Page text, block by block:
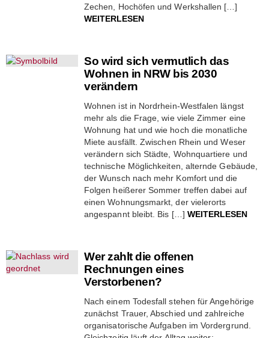
Zechen, Hochöfen und Werkshallen […]
WEITERLESEN
So wird sich vermutlich das
Wohnen in NRW bis 2030
verändern
Wohnen ist in Nordrhein-Westfalen längst
mehr als die Frage, wie viele Zimmer eine
Wohnung hat und wie hoch die monatliche
Miete ausfällt. Zwischen Rhein und Weser
verändern sich Städte, Wohnquartiere und
technische Möglichkeiten, alternde Gebäude,
der Wunsch nach mehr Komfort und die
Folgen heißerer Sommer treffen dabei auf
einen Wohnungsmarkt, der vielerorts
angespannt bleibt. Bis […] WEITERLESEN
Wer zahlt die offenen
Rechnungen eines
Verstorbenen?
Nach einem Todesfall stehen für Angehörige
zunächst Trauer, Abschied und zahlreiche
organisatorische Aufgaben im Vordergrund.